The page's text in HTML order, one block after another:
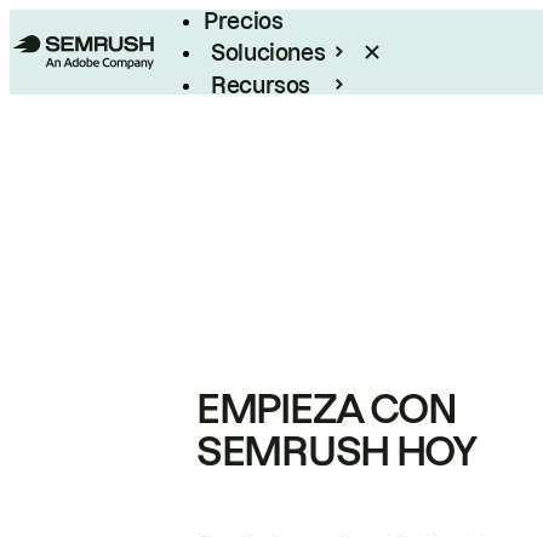
Precios
Soluciones
Recursos
EMPIEZA CON
SEMRUSH HOY